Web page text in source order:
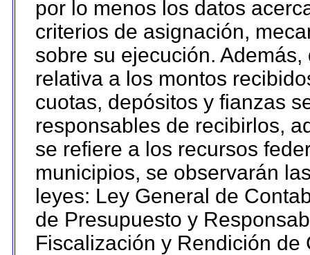
por lo menos los datos
criterios de asignación,
sobre su ejecución.
relativa a los montos
cuotas, depósitos y fianzas
responsables de recibirlos,
se refiere a los recursos
municipios, se observarán
leyes: Ley General de
de Presupuesto y
Fiscalización y Rendición